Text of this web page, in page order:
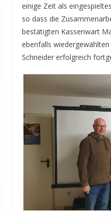
einige Zeit als
so dass die
bestätigten Kassenwart
ebenfalls
Schneider erfolgreich